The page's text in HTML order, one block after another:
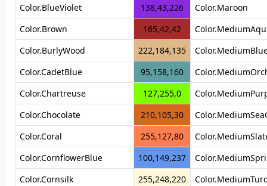
Color.BlueViolet
138,43,226
Color.Maroon
Color.Brown
165,42,42
Color.BurlyWood
222,184,135
Color.CadetBlue
95,158,160
Color.Chartreuse
127,255,0
Color.Chocolate
210,105,30
Color.Coral
255,127,80
Color.CornflowerBlue
100,149,237
Color.Cornsilk
255,248,220